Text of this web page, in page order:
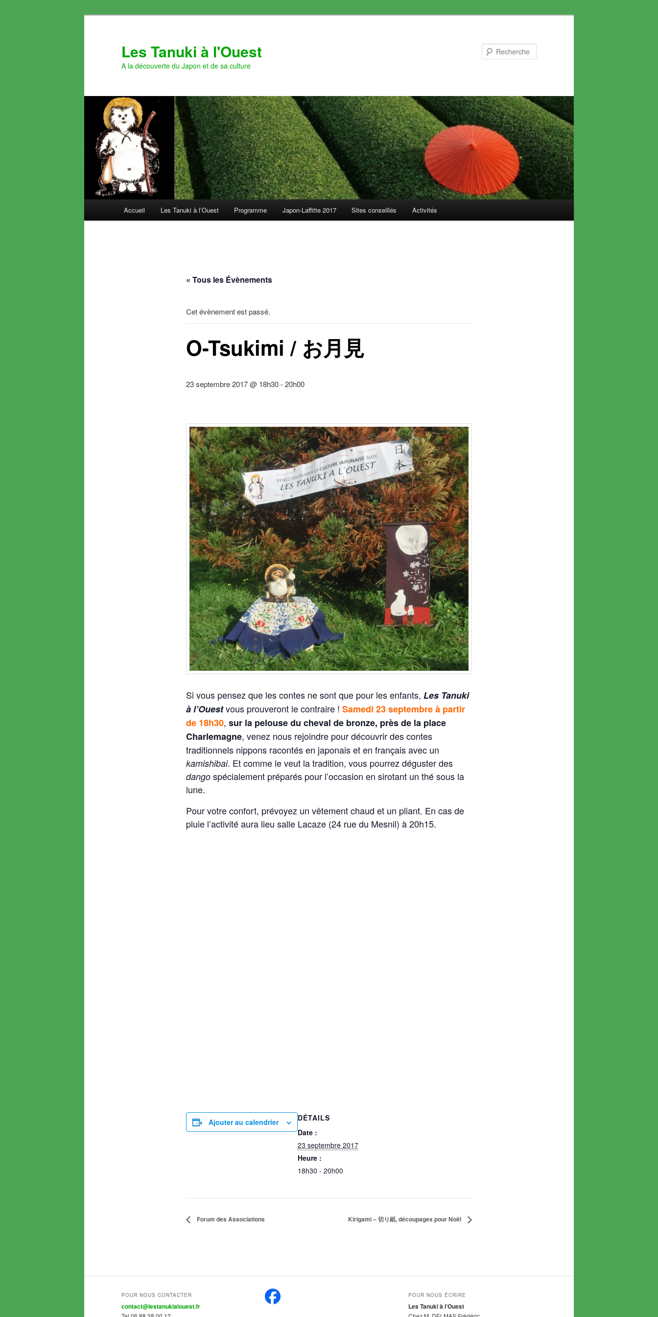
Les Tanuki à l'Ouest
A la découverte du Japon et de sa culture
Accueil Les Tanuki à l’Ouest Programme Japon-Laffitte 2017 Sites conseillés Activités
« Tous les Évènements
Cet évènement est passé.
O-Tsukimi / お月見
23 septembre 2017 @ 18h30-20h00
Si vous pensez que les contes ne sont que pour les enfants, Les Tanuki
à l’Ouestvous prouveront le contraire ! Samedi 23 septembre à partir
de 18h30, sur la pelouse du cheval de bronze, près de la place
Charlemagne, venez nous rejoindre pour découvrir des contes
traditionnels nippons racontés en japonais et en français avec un
kamishibai. Et comme le veut la tradition, vous pourrez déguster des
dangospécialement préparés pour l’occasion en sirotant un thé sous la
lune.
Pour votre confort, prévoyez un vêtement chaud et un pliant. En cas de
pluie l’activité aura lieu salle Lacaze (24 rue du Mesnil) à 20h15.
Ajouter au calendrier
DÉTAILS
Date :
23 septembre 2017
Heure :
18h30 - 20h00
Forum des Associations Kirigami – 切り紙, découpages pour Noël
POUR NOUS CONTACTER
contact@lestanukialouest.fr
POUR NOUS ÉCRIRE
Les Tanuki à l’Ouest